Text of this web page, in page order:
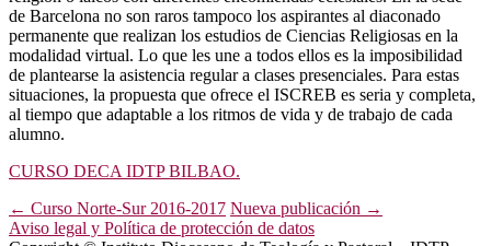
de Barcelona no son raros tampoco los aspirantes al diaconado
permanente que realizan los estudios de Ciencias Religiosas en la
modalidad virtual. Lo que les une a todos ellos es la imposibilidad
de plantearse la asistencia regular a clases presenciales. Para estas
situaciones, la propuesta que ofrece el ISCREB es seria y completa,
al tiempo que adaptable a los ritmos de vida y de trabajo de cada
alumno.
CURSO DECA IDTP BILBAO.
Navegación
← Curso Norte-Sur 2016-2017 Nueva publicación →
Aviso legal y Política de protección de datos